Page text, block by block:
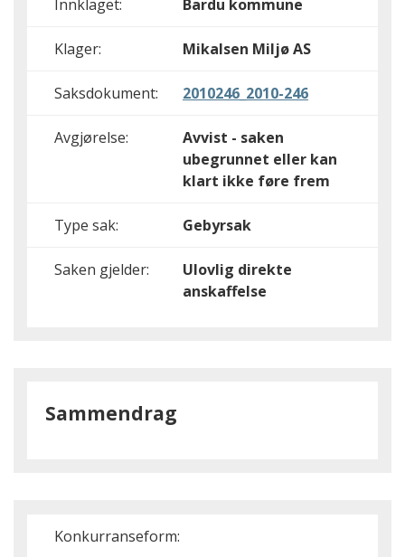
Innklaget: Bardu kommune
Klager: Mikalsen Miljø AS
Saksdokument: 2010246_2010-246
Avgjørelse:
Avvist - saken
ubegrunnet eller kan
klart ikke føre frem
Type sak: Gebyrsak
Saken gjelder:
Ulovlig direkte
anskaffelse
Sammendrag
Konkurranseform: